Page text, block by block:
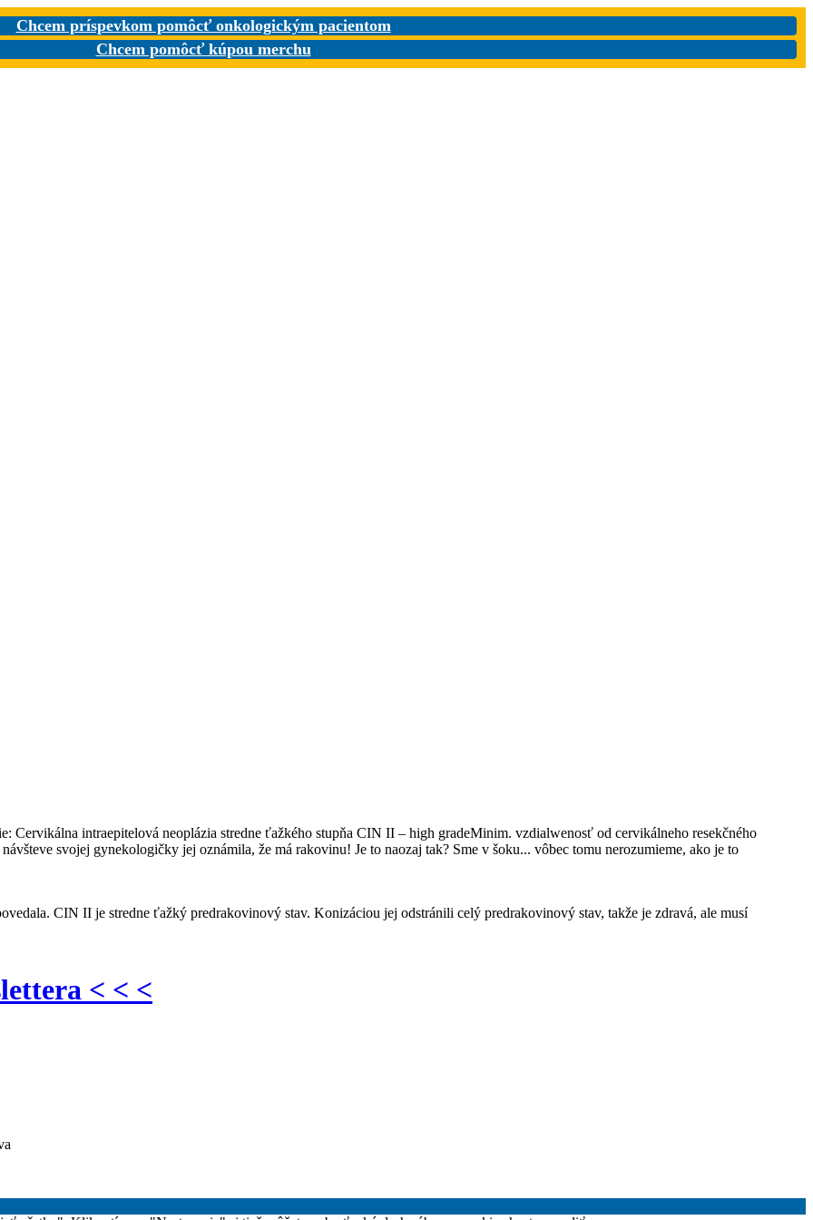
Chcem príspevkom pomôcť onkologickým pacientom
Chcem pomôcť kúpou merchu
Cervikálna intraepitelová neoplázia stredne ťažkého stupňa CIN II – high gradeMinim. vzdialwenosť od cervikálneho resekčného
svojej gynekologičky jej oznámila, že má rakovinu! Je to naozaj tak? Sme v šoku... vôbec tomu nerozumieme, ako je to
CIN II je stredne ťažký predrakovinový stav. Konizáciou jej odstránili celý predrakovinový stav, takže je zdravá, ale musí
< < <